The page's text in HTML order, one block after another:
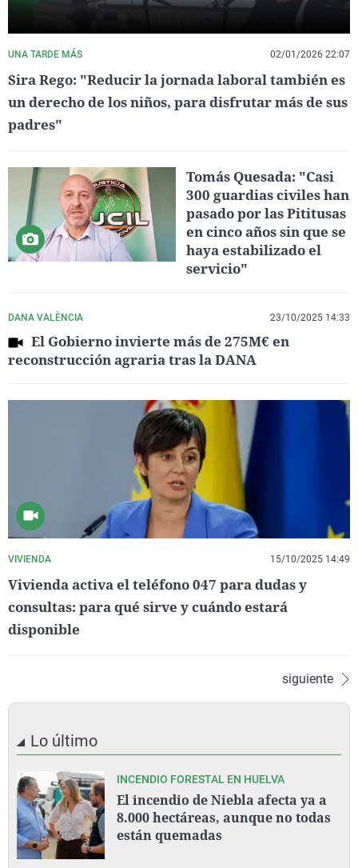
UNA TARDE MÁS 02/01/2026 22:07
Sira Rego: "Reducir la jornada laboral también es
un derecho de los niños, para disfrutar más de sus
padres"
Tomás Quesada: "Casi
300 guardias civiles han
pasado por las Pititusas
en cinco años sin que se
haya estabilizado el
servicio"
DANA VALÈNCIA 23/10/2025 14:33
El Gobierno invierte más de 275M€ en
reconstrucción agraria tras la DANA
VIVIENDA 15/10/2025 14:49
Vivienda activa el teléfono 047 para dudas y
consultas: para qué sirve y cuándo estará
disponible
siguiente
Lo último
INCENDIO FORESTAL EN HUELVA
El incendio de Niebla afecta ya a
8.000 hectáreas, aunque no todas
están quemadas